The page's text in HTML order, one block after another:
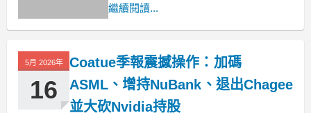
電，轉而加碼 Nu Holdings 等新興金融
具成長性的「第二波科技與醫療創新」
標的。 .bad
繼續閱讀...
5月 2026年
16
Coatue季報震撼操作：加碼
ASML、增持NuBank、退出Chagee
並大砍Nvidia持股